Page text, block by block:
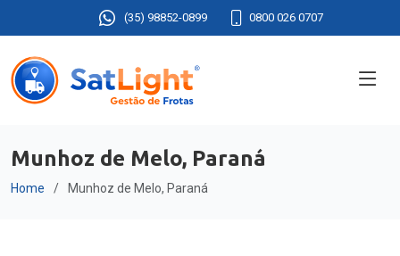
(35) 98852-0899 0800 026 0707
Munhoz de Melo, Paraná
Home Munhoz de Melo, Paraná